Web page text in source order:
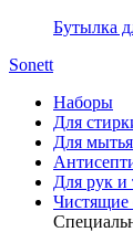
Бутылка
Sonett
Наборы
Для
Для
Для рук и
Чистящие